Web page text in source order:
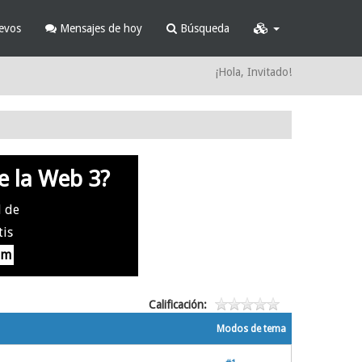
Mensajes de hoy Búsqueda
¡Hola, Invitado!
la Web 3?
de
Calificación:
Modos de tema